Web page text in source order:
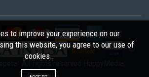
©
to improve your experience on our
this website, you agree to our use of
cookies.